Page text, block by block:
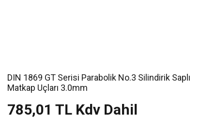
DIN 1869 GT Serisi Parabolik No.3 Silindirik Saplı
Matkap Uçları 3.0mm
785,01 TL Kdv Dahil